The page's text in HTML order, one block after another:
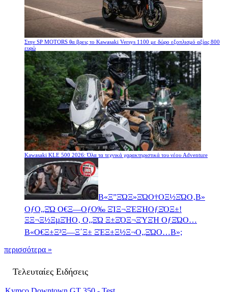
Στην SP MOTORS θα βρεις το Kawasaki Versys 1100 με δώρο εξοπλισμό αξίας 800
ευρώ
Kawasaki KLE 500 2026: Όλα τα τεχνικά χαρακτηριστικά του νέου Adventure
Β«Ξ”ΞΏΞ»ΞΏΟ†ΟΞ½ΞΏΟ‚Β»
ΟƒΟ„ΞΏ Ο€Ξ―ΟƒΟ‰ ΞΊΞ¬ΞΈΞΉΟƒΞΌΞ±!
ΞΞ¬Ξ½ΞµΞΉΟ‚ Ο„ΞΏ Ξ±ΞΌΞ¬ΞΎΞΉ ΟƒΞΏΟ…
Β«Ο€Ξ±Ξ³Ξ―Ξ΄Ξ± ΞΈΞ±Ξ½Ξ¬Ο„ΞΏΟ…Β»;
περισσότερα »
Τελευταίες Ειδήσεις